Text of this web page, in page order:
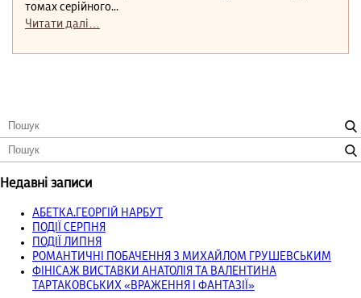
томах серійного...
Читати далі…
Недавні записи
АБЕТКА.ГЕОРГІЙ НАРБУТ
ПОДІЇ СЕРПНЯ
ПОДІЇ ЛИПНЯ
РОМАНТИЧНІ ПОБАЧЕННЯ З МИХАЙЛОМ ГРУШЕВСЬКИМ
ФІНІСАЖ ВИСТАВКИ АНАТОЛІЯ ТА ВАЛЕНТИНА
ТАРТАКОВСЬКИХ «ВРАЖЕННЯ І ФАНТАЗІЇ»